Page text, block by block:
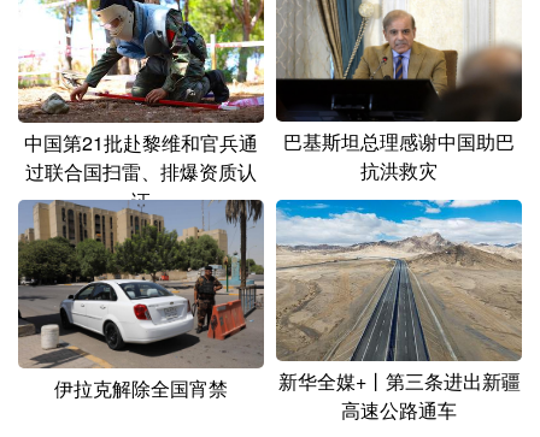
中国第21批赴黎维和官兵通
过联合国扫雷、排爆资质认
证
巴基斯坦总理感谢中国助巴
抗洪救灾
伊拉克解除全国宵禁
新华全媒+丨第三条进出新疆
高速公路通车